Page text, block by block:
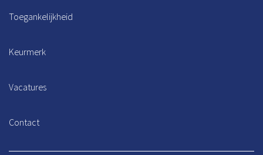
Toegankelijkheid
Keurmerk
Vacatures
Contact